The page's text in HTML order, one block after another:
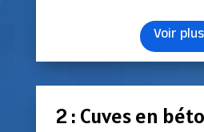
Voir plus
2 : Cuves en